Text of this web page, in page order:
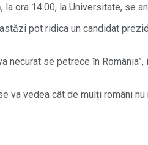
ora 14:00, la Universitate, se
pot ridica un candidat
necurat se petrece în
va vedea cât de mulți români